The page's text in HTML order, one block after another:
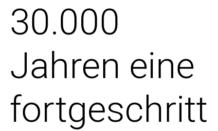
30.000
Jahren eine
fortgeschritt